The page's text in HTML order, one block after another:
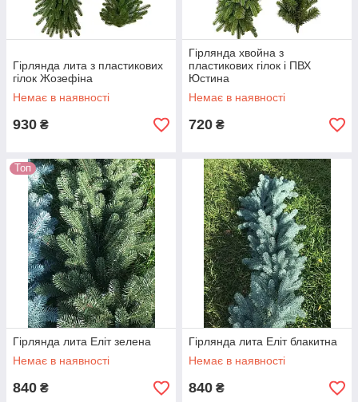
Гірлянда лита з пластикових
гілок Жозефіна
Немає в наявності
930 ₴
Гірлянда хвойна з
пластикових гілок і ПВХ
Юстина
Немає в наявності
720 ₴
Топ
Гірлянда лита Еліт зелена
Немає в наявності
840 ₴
Гірлянда лита Еліт блакитна
Немає в наявності
840 ₴